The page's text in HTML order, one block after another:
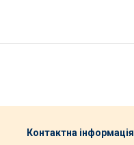
Контактна інформація